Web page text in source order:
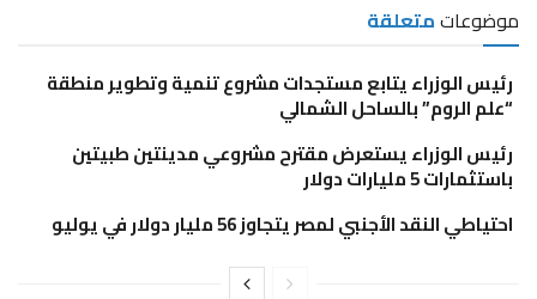
موضوعاتمتعلقة
رئيس الوزراء يتابع مستجدات مشروع تنمية وتطوير منطقة
“علم الروم” بالساحل الشمالي
رئيس الوزراء يستعرض مقترح مشروعي مدينتين طبيتين
باستثمارات 5 مليارات دولار
احتياطي النقد الأجنبي لمصر يتجاوز 56 مليار دولار في يوليو